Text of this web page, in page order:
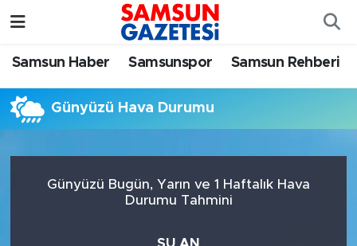
Samsun Haber Samsunspor Samsun Rehberi
Günyüzü Hava Durumu
Günyüzü Bugün, Yarın ve 1 Haftalık Hava
Durumu Tahmini
ŞU AN
Samsun Haber
Samsunspor
Resmi İlanlar
Samsun Nöbetçi Eczaneler
Samsun Hava Durumu
Samsun Trafik Yoğunluk Haritası